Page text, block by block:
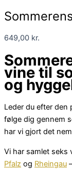
649,00 kr.
vine til
og
Leder du efter den
følge dig gennem
har vi gjort det
Vi har samlet seks
Pfalz og Rheingau